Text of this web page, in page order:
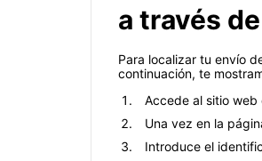
a través
Para localizar tu envío
continuación, te
Accede al sitio web
Una vez en la
Introduce el